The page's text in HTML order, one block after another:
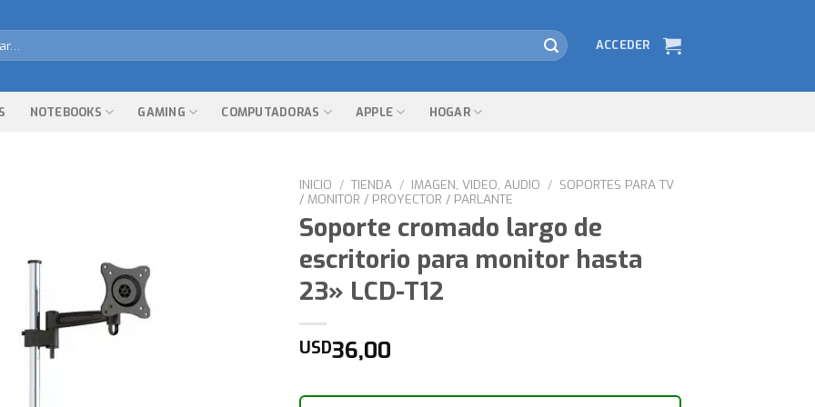
ACCEDER
NOTEBOOKS GAMING COMPUTADORAS APPLE HOGAR
INICIO / TIENDA / IMAGEN, VIDEO, AUDIO / SOPORTES PARA TV
/ MONITOR / PROYECTOR / PARLANTE
Soporte cromado largo de
escritorio para monitor hasta
23» LCD-T12
USD36,00